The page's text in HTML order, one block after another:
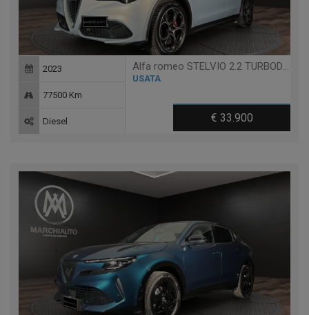
Alfa romeo STELVIO 2.2 TURBODIESEL 210 CV AT8 Q4 TI
USATA
€ 33.900
2023
77500 Km
Diesel